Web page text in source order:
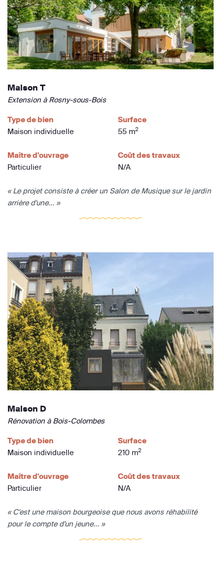
Maison T
Extension à Rosny-sous-Bois
Type de bien
Maison individuelle
Surface
55 m2
Maître d'ouvrage
Particulier
Coût des travaux
N/A
« Le projet consiste à créer un Salon de Musique sur le jardin
arrière d'une... »
Maison D
Rénovation à Bois-Colombes
Type de bien
Maison individuelle
Surface
210 m2
Maître d'ouvrage
Particulier
Coût des travaux
N/A
« C'est une maison bourgeoise que nous avons réhabilité
pour le compte d'un jeune... »